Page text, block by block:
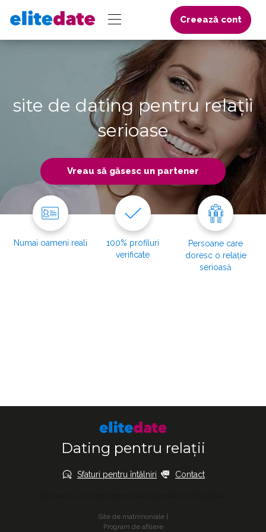
Creează cont
site de dating pentru relații
serioase
Vreau să găsesc un partener
Numai oameni reali
100% profiluri
verificate
Persoane care
doresc o relație
serioasă
Dating pentru relații
Sfaturi pentru întâlniri Contact
Site de matrimoniale
Program de afiliere